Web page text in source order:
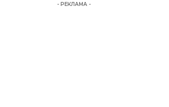
- РЕКЛАМА -